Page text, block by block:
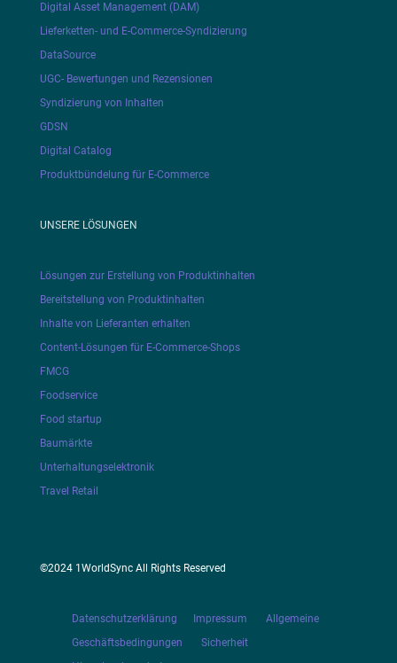
Digital Asset Management (DAM)
Lieferketten- und E-Commerce-Syndizierung
DataSource
UGC- Bewertungen und Rezensionen
Syndizierung von Inhalten
GDSN
Digital Catalog
Produktbündelung für E-Commerce
UNSERE LÖSUNGEN
Lösungen zur Erstellung von Produktinhalten
Bereitstellung von Produktinhalten
Inhalte von Lieferanten erhalten
Content-Lösungen für E-Commerce-Shops
FMCG
Foodservice
Food startup
Baumärkte
Unterhaltungselektronik
Travel Retail
©2024 1WorldSync All Rights Reserved
Datenschutzerklärung Impressum
Allgemeine
Geschäftsbedingungen Sicherheit